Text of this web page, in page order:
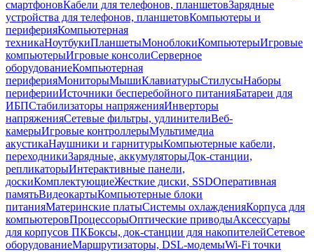
смартфоновКабели для телефонов, планшетовЗарядные
устройства для телефонов, планшетовКомпьютеры и
периферияКомпьютерная
техникаНоутбукиПланшетыМоноблокиКомпьютерыИгровые
компьютерыИгровые консолиСерверное
оборудованиеКомпьютерная
периферияМониторыМышиКлавиатурыСтилусыНаборы
периферииИсточники бесперебойного питанияБатареи для
ИБПСтабилизаторы напряженияИнверторы
напряженияСетевые фильтры, удлинителиВеб-
камерыИгровые контроллерыМультимедиа
акустикаНаушники и гарнитурыКомпьютерные кабели,
переходникиЗарядные, аккумуляторыДок-станции,
репликаторыИнтерактивные панели,
доскиКомплектующиеЖесткие диски, SSDОперативная
памятьВидеокартыКомпьютерные блоки
питанияМатеринские платыСистемы охлажденияКорпуса для
компьютеровПроцессорыОптические приводыАксессуары
для корпусов ПКБоксы, док-станции для накопителейСетевое
оборудованиеМаршрутизаторы, DSL-модемыWi-Fi точки